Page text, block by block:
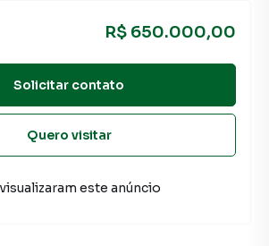
R$ 650.000,00
Solicitar contato
Quero visitar
este anúncio